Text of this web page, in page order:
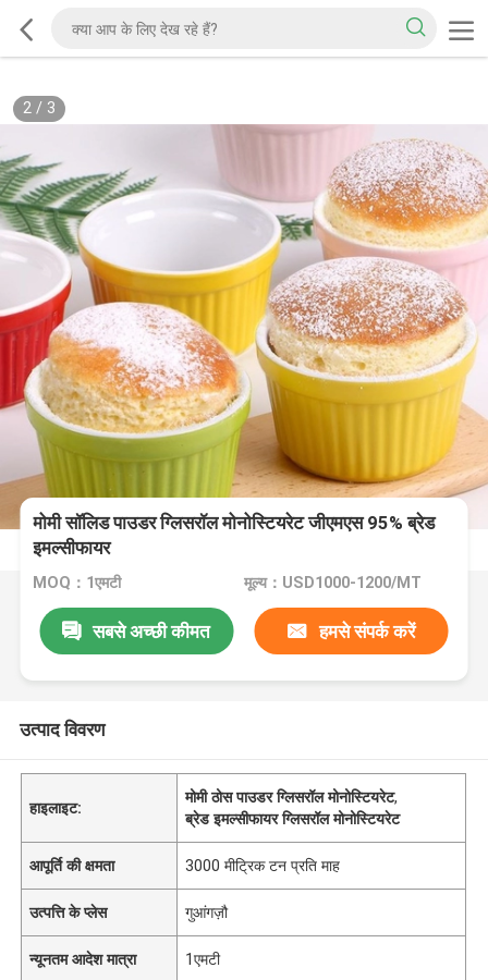
2/ 3
मोमी सॉलिड पाउडर ग्लिसरॉल मोनोस्टियरेट जीएमएस 95% ब्रेड
इमल्सीफायर
MOQ：1एमटी मूल्य：USD1000-1200/MT
सबसे अच्छी कीमत हमसे संपर्क करें
उत्पाद विवरण
हाइलाइट:
मोमी ठोस पाउडर ग्लिसरॉल मोनोस्टियरेट,
ब्रेड इमल्सीफायर ग्लिसरॉल मोनोस्टियरेट
आपूर्ति की क्षमता 3000 मीट्रिक टन प्रति माह
उत्पत्ति के प्लेस गुआंगज़ौ
न्यूनतम आदेश मात्रा 1एमटी